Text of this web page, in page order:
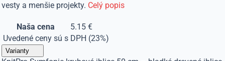
vesty a menšie projekty. Celý popis
Naša cena
5.15 €
Uvedené ceny sú s DPH (23%)
Varianty